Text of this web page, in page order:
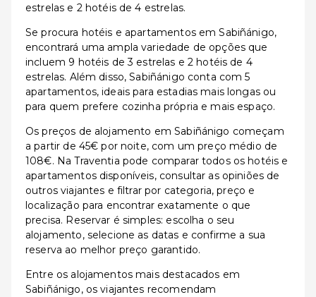
estrelas e 2 hotéis de 4 estrelas.
Se procura hotéis e apartamentos em Sabiñánigo,
encontrará uma ampla variedade de opções que
incluem 9 hotéis de 3 estrelas e 2 hotéis de 4
estrelas. Além disso, Sabiñánigo conta com 5
apartamentos, ideais para estadias mais longas ou
para quem prefere cozinha própria e mais espaço.
Os preços de alojamento em Sabiñánigo começam
a partir de 45€ por noite, com um preço médio de
108€. Na Traventia pode comparar todos os hotéis e
apartamentos disponíveis, consultar as opiniões de
outros viajantes e filtrar por categoria, preço e
localização para encontrar exatamente o que
precisa. Reservar é simples: escolha o seu
alojamento, selecione as datas e confirme a sua
reserva ao melhor preço garantido.
Entre os alojamentos mais destacados em
Sabiñánigo, os viajantes recomendam